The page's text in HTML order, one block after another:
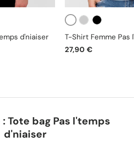
d'niaiser
Blanc
T-Shirt Femme Pas
27,90 €
Tote bag Pas l'temps
d'niaiser